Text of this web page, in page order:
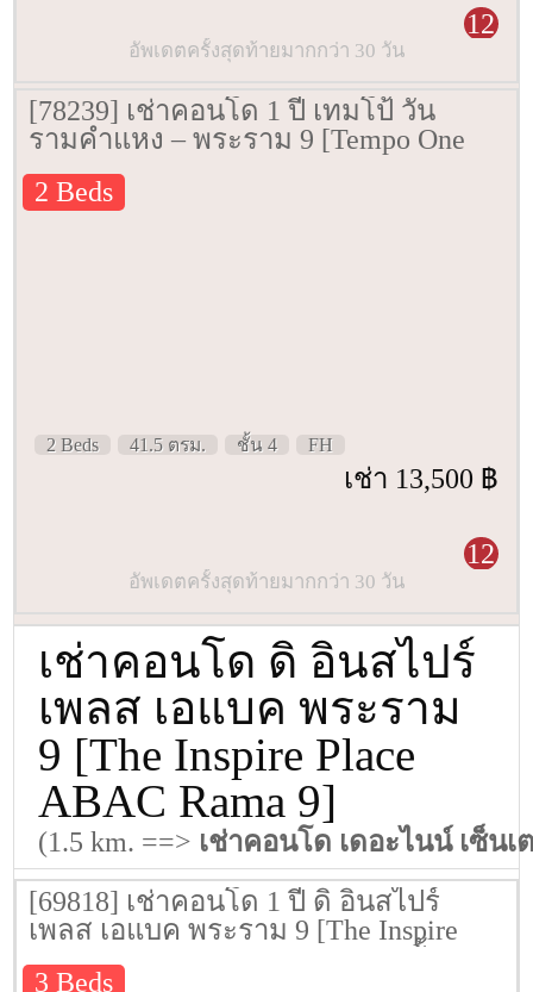
12
อัพเดตครั้งสุดท้ายมากกว่า 30 วัน
[78239] เช่าคอนโด 1 ปี เทมโป้ วัน
รามคำแหง – พระราม 9 [Tempo One
Ramkhamhaeng – Rama 9] 41.5 ตรม.
ชั้น 4
2 Beds
2 Beds 41.5 ตรม. ชั้น 4 FH
เช่า 13,500 ฿
12
อัพเดตครั้งสุดท้ายมากกว่า 30 วัน
เช่าคอนโด ดิ อินสไปร์
เพลส เอแบค พระราม
9 [The Inspire Place
ABAC Rama 9]
(1.5 km. ==> เช่าคอนโด เดอะไนน์ เซ็นเ
[69818] เช่าคอนโด 1 ปี ดิ อินสไปร์
เพลส เอแบค พระราม 9 [The Inspire
Place ABAC Rama 9] 120 ตรม. ชั้น 15
3 Beds